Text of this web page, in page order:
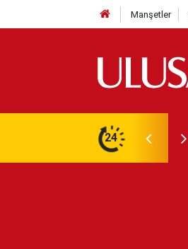
Manşetler
24
en yüksek seviyesine çıktı